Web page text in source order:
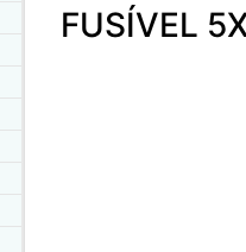
FUSÍVEL